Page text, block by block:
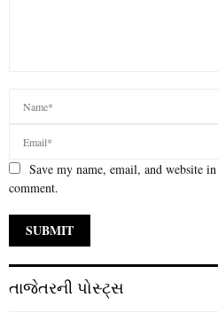
Save my name, email, and website
comment.
તાજેતરની પોસ્ટ્સ